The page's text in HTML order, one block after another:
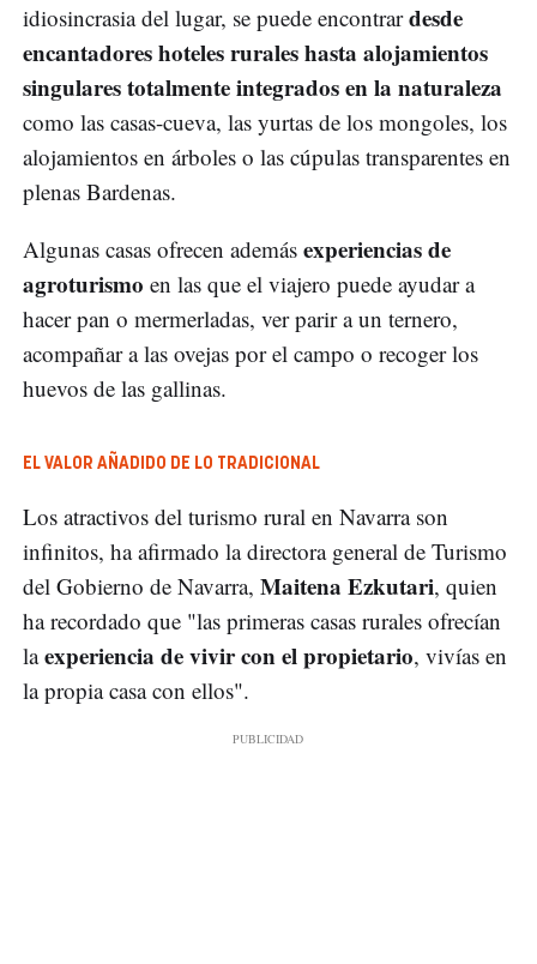
idiosincrasia del lugar, se puede encontrardesde
encantadores hoteles rurales hasta alojamientos
singulares totalmente integrados en la naturaleza
como las casas-cueva, las yurtas de los mongoles, los
alojamientos en árboles o las cúpulas transparentes en
plenas Bardenas.
Algunas casas ofrecen además experiencias de
agroturismo en las que el viajero puede ayudar a
hacer pan o mermerladas, ver parir a un ternero,
acompañar a las ovejas por el campo o recoger los
huevos de las gallinas.
EL VALOR AÑADIDO DE LO TRADICIONAL
Los atractivos del turismo rural en Navarra son
infinitos, ha afirmado la directora general de Turismo
del Gobierno de Navarra, Maitena Ezkutari, quien
ha recordado que "las primeras casas rurales ofrecían
laexperiencia de vivir con el propietario, vivías en
la propia casa con ellos".